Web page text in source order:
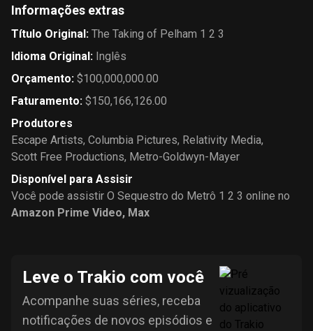
Informações extras
Título Original: The Taking of Pelham 1 2 3
Idioma Original: Inglês
Orçamento: $100,000,000.00
Faturamento: $150,166,126.00
Produtores
Escape Artists, Columbia Pictures, Relativity Media,
Scott Free Productions, Metro-Goldwyn-Mayer
Disponível para Assisir
Você pode assistir O Sequestro do Metrô 1 2 3 online no
Amazon Prime Video, Max
Leve o Trakio com você
Acompanhe suas séries, receba
notificações de novos episódios e